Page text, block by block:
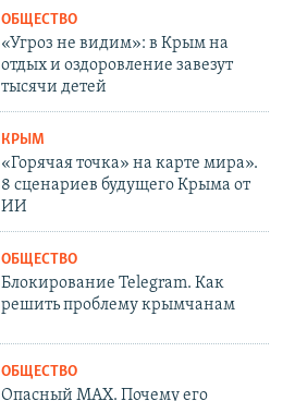
ОБЩЕСТВО
«Угроз не видим»: в Крым на
отдых и оздоровление завезут
тысячи детей
КРЫМ
«Горячая точка» на карте мира».
8 сценариев будущего Крыма от
ИИ
ОБЩЕСТВО
Блокирование Telegram. Как
решить проблему крымчанам
ОБЩЕСТВО
Опасный MAX. Почему его